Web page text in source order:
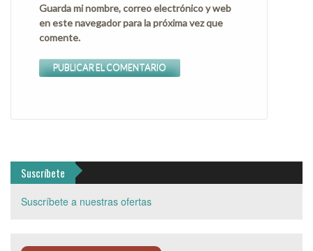
Guarda mi nombre, correo electrónico y web
en este navegador para la próxima vez que
comente.
Suscríbete
Suscríbete a nuestras ofertas